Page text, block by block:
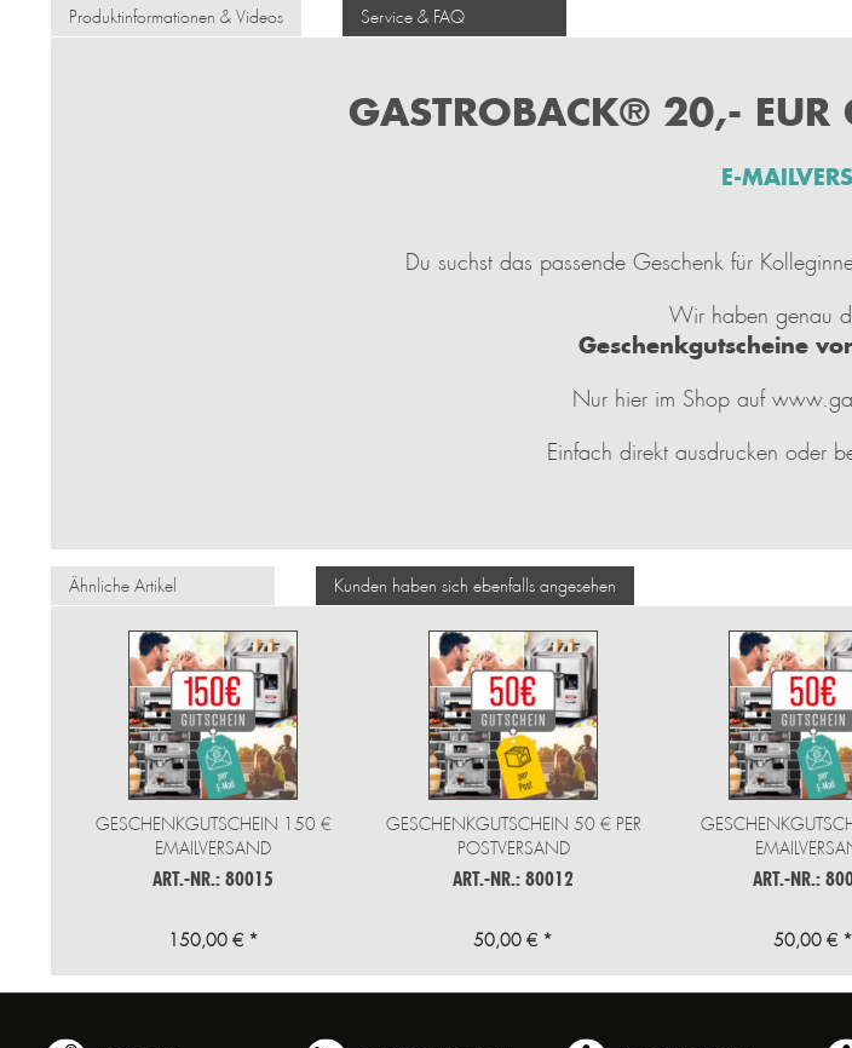
Produktinformationen & Videos Service & FAQ
GASTROBACK® 20,- EUR
E-
Du suchst das passende Geschenk für
Wir haben genau
Geschenkgutscheine
Nur hier im Shop auf
Einfach direkt ausdrucken oder
Ähnliche Artikel Kunden haben sich ebenfalls angesehen
GESCHENKGUTSCHEIN 150 €
EMAILVERSAND
ART.-NR.: 80015
150,00 € *
GESCHENKGUTSCHEIN 50 € PER
POSTVERSAND
ART.-NR.: 80012
50,00 € *
ART.-NR.:
50,00 € *